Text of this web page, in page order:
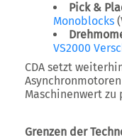
Pick &
Monoblocks
VS2000
CDA setzt
Maschinenwert
Grenzen der